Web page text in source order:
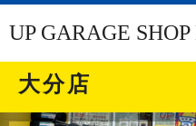
UP GARAGE
大分店